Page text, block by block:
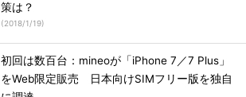
策は？
(2018/1/19)
初回は数百台：mineoが「iPhone 7／7 Plus」
をWeb限定販売 日本向けSIMフリー版を独自